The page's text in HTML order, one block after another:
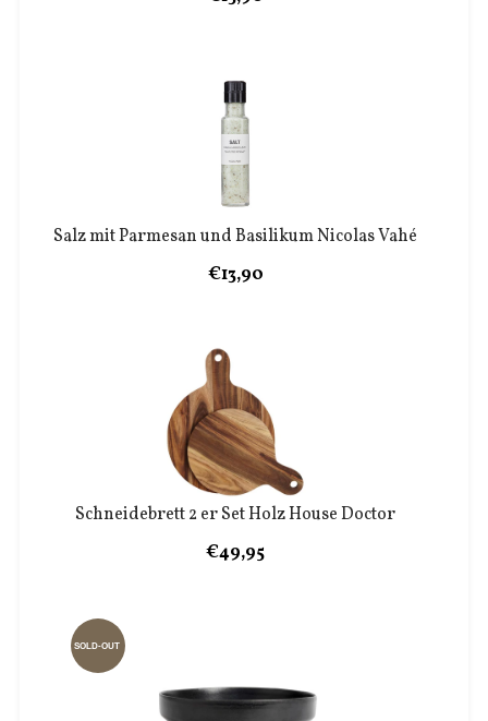
Salz mit Parmesan und Basilikum Nicolas Vahé
€13,90
Schneidebrett 2 er Set Holz House Doctor
€49,95
SOLD-OUT